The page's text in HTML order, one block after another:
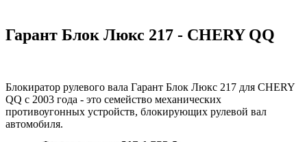
Гарант Блок Люкс 217 - CHERY QQ
Блокиратор рулевого вала Гарант Блок Люкс 217 для CHERY
QQ c 2003 года - это семейство механических
противоугонных устройств, блокирующих рулевой вал
автомобиля.